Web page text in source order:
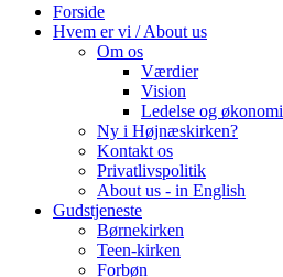
Forside
Hvem er vi / About us
Om os
Værdier
Vision
Ledelse og økonomi
Ny i Højnæskirken?
Kontakt os
Privatlivspolitik
About us - in English
Gudstjeneste
Børnekirken
Teen-kirken
Forbøn